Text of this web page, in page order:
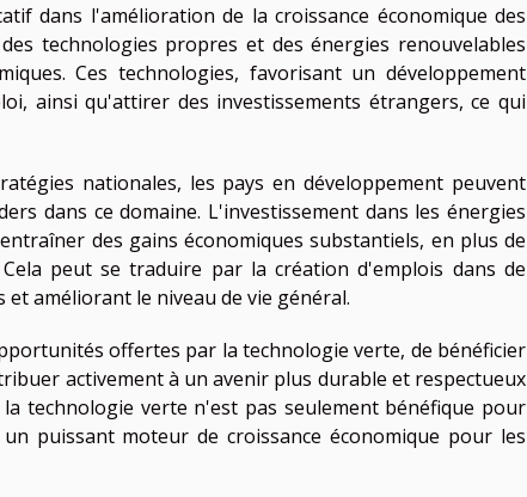
dans l'amélioration de la croissance économique des
technologies propres et des énergies renouvelables
Ces technologies, favorisant un développement
ainsi qu'attirer des investissements étrangers, ce qui
nationales, les pays en développement peuvent
dans ce domaine. L'investissement dans les énergies
des gains économiques substantiels, en plus de
peut se traduire par la création d'emplois dans de
améliorant le niveau de vie général.
offertes par la technologie verte, de bénéficier
activement à un avenir plus durable et respectueux
technologie verte n'est pas seulement bénéfique pour
puissant moteur de croissance économique pour les